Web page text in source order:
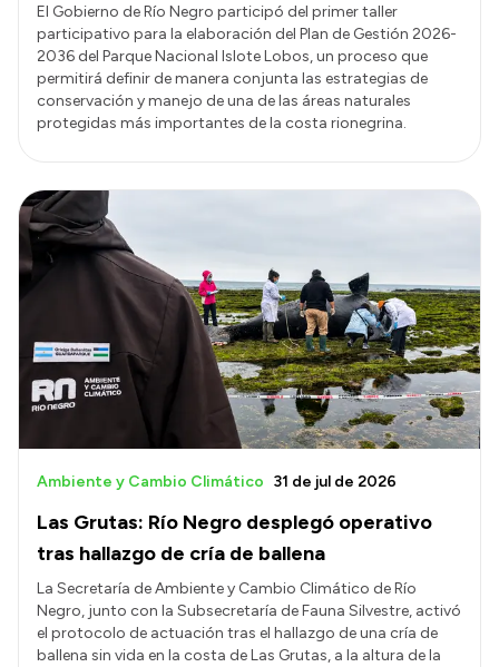
El Gobierno de Río Negro participó del primer taller
participativo para la elaboración del Plan de Gestión 2026-
2036 del Parque Nacional Islote Lobos, un proceso que
permitirá definir de manera conjunta las estrategias de
conservación y manejo de una de las áreas naturales
protegidas más importantes de la costa rionegrina.
Las Grutas: Río Negro desplegó operativo
tras hallazgo de cría de ballena
Ambiente y Cambio Climático 31 de jul de 2026
La Secretaría de Ambiente y Cambio Climático de Río
Negro, junto con la Subsecretaría de Fauna Silvestre, activó
el protocolo de actuación tras el hallazgo de una cría de
ballena sin vida en la costa de Las Grutas, a la altura de la